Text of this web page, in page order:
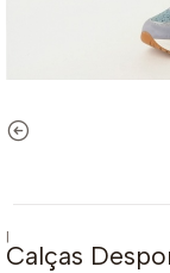
|
Calças